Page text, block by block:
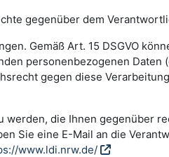
gegenüber dem
Gemäß Art. 15 DSGVO
personenbezogenen Daten
gegen diese
die Ihnen gegenüber
Sie eine E-Mail an die
www.ldi.nrw.de/